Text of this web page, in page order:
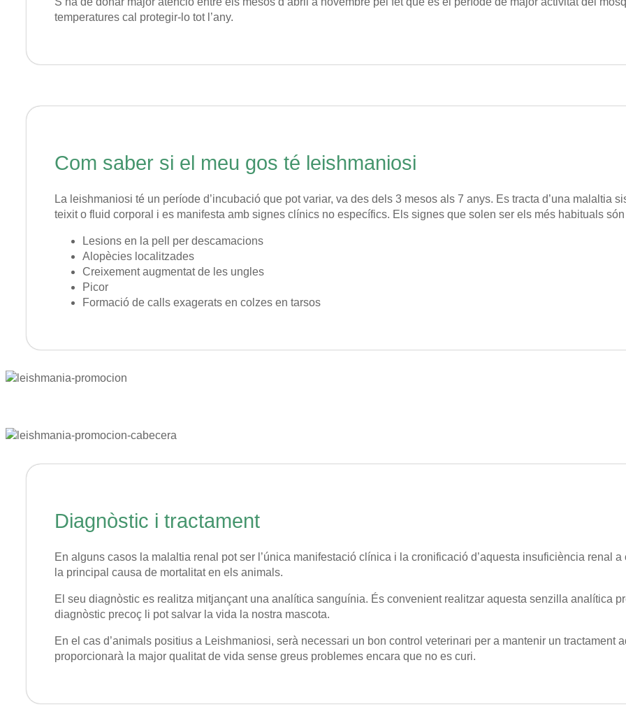
temperatures cal protegir-lo tot l’any.
Com saber si el meu gos té leishmaniosi
La leishmaniosi té un període d’incubació que pot variar, va des dels 3 mesos als 7 anys. Es tracta d’una malaltia
teixit o fluid corporal i es manifesta amb signes clínics no específics. Els signes que solen ser els més habituals
Lesions en la pell per descamacions
Alopècies localitzades
Creixement augmentat de les ungles
Picor
Formació de calls exagerats en colzes en tarsos
Diagnòstic i tractament
En alguns casos la malaltia renal pot ser l’única manifestació clínica i la cronificació d’aquesta insuficiència renal
la principal causa de mortalitat en els animals.
El seu diagnòstic es realitza mitjançant una analítica sanguínia. És convenient realitzar aquesta senzilla analítica
diagnòstic precoç li pot salvar la vida la nostra mascota.
En el cas d’animals positius a Leishmaniosi, serà necessari un bon control veterinari per a mantenir un tractament
proporcionarà la major qualitat de vida sense greus problemes encara que no es curi.